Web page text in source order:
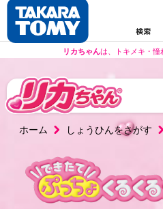
検索
リカちゃんは、トキメキ・憧
ホーム しょうひんをさがす